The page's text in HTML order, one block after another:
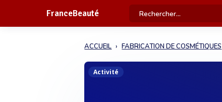
FranceBeauté
ACCUEIL FABRICATION DE COSMÉTIQUES
Activité